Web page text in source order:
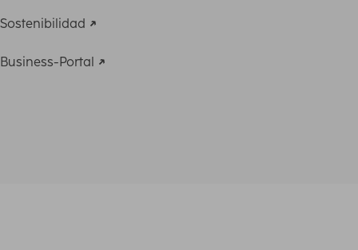
Sostenibilidad
Business-Portal